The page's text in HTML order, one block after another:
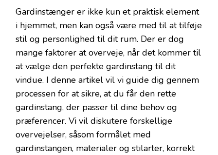
Gardinstænger er ikke kun et praktisk element
i hjemmet, men kan også være med til at tilføje
stil og personlighed til dit rum. Der er dog
mange faktorer at overveje, når det kommer til
at vælge den perfekte gardinstang til dit
vindue. I denne artikel vil vi guide dig gennem
processen for at sikre, at du får den rette
gardinstang, der passer til dine behov og
præferencer. Vi vil diskutere forskellige
overvejelser, såsom formålet med
gardinstangen, materialer og stilarter, korrekt